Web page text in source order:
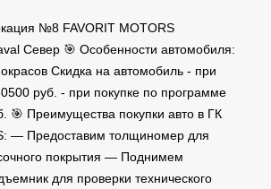
№8 FAVORIT MOTORS
Север 🎯 Особенности автомобиля:
Скидка на автомобиль - при
руб. - при покупке по программе
🎯 Преимущества покупки авто в ГК
— Предоставим толщиномер для
покрытия — Поднимем
для проверки технического